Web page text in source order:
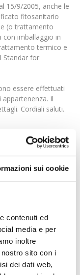
sui cookie
contenuti ed
media e per
inoltre
sito con i
dei dati web,
15/9/2005, anche le
fitosanitario
(o trattamento
imballaggio in
termico e
Standar for
essere effettuati
Il
Cordiali saluti.
preferenze